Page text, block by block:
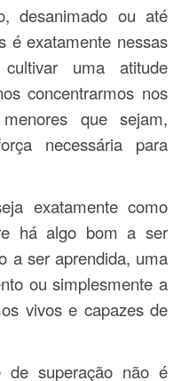
desanimado ou até
é exatamente nessas
uma atitude
concentrarmos nos
que sejam,
necessária para
exatamente como
há algo bom a ser
a ser aprendida, uma
ou simplesmente a
vivos e capazes de
de superação não é